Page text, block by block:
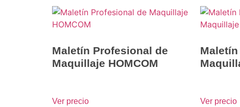
Maletín Profesional de
Maquillaje HOMCOM
Ver precio Ver precio